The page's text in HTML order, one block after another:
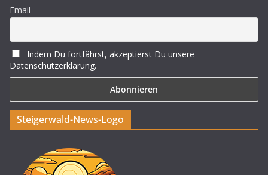
Email
Indem Du fortfährst, akzeptierst Du unsere
Datenschutzerklärung.
Steigerwald-News-Logo